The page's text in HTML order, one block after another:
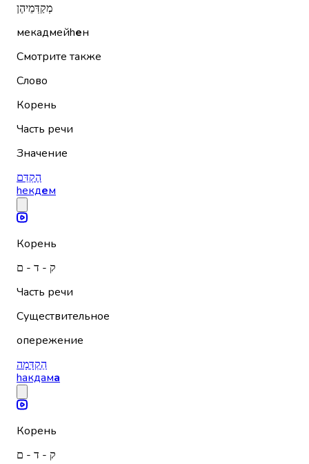
מְקַדְּמֵיהֶן
мекадмейhен
Смотрите также
Слово
Корень
Часть речи
Значение
הֶקְדֵּם
hекдем
Корень
ק - ד - ם
Часть речи
Существительное
опережение
הַקְדָּמָה
hакдама
Корень
ק - ד - ם